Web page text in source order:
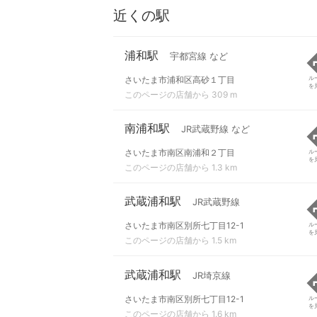
近くの駅
浦和駅 宇都宮線 など
さいたま市浦和区高砂１丁目
このページの店舗から 309 m
ル
を
南浦和駅 JR武蔵野線 など
さいたま市南区南浦和２丁目
このページの店舗から 1.3 km
ル
を
武蔵浦和駅 JR武蔵野線
さいたま市南区別所七丁目12-1
このページの店舗から 1.5 km
ル
を
武蔵浦和駅 JR埼京線
さいたま市南区別所七丁目12-1
このページの店舗から 1.6 km
ル
を